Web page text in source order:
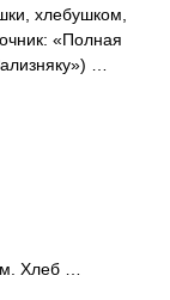
хлебушком,
«Полная
…
Хлеб …